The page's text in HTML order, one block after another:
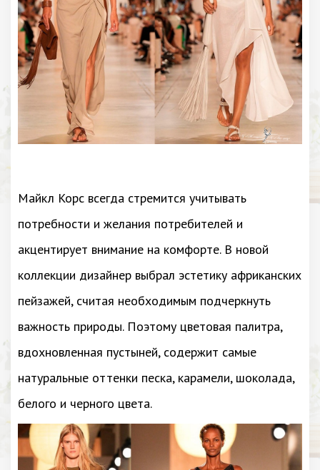
Майкл Корс всегда стремится учитывать
потребности и желания потребителей и
акцентирует внимание на комфорте. В новой
коллекции дизайнер выбрал эстетику африканских
пейзажей, считая необходимым подчеркнуть
важность природы. Поэтому цветовая палитра,
вдохновленная пустыней, содержит самые
натуральные оттенки песка, карамели, шоколада,
белого и черного цвета.